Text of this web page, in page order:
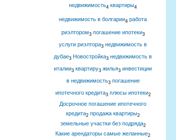
недвижимость4 квартиры4
недвижимость в болгарии4 работа
риэлтором3 погашение ипотеки3
услуги риэлтора3 недвижимость в
дубае3 Новостройка3 недвижимость в
италии3 квартиру3 жилья3 инвестиции
в недвижимость3 погашение
ипотечного кредита3 плюсы ипотеки2
Досрочное погашение ипотечного
кредита2 продажа квартиры2
земельные участки без подряда2
Какие арендаторы самые желанные2